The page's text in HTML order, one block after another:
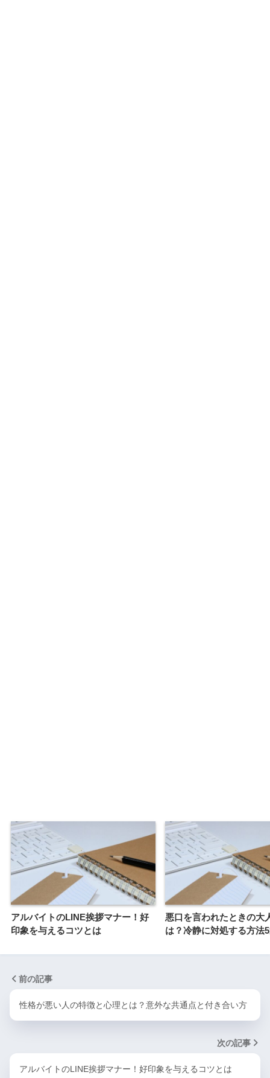
アルバイトのLINE挨拶マナー！好
印象を与えるコツとは
悪口を言われたときの大
は？冷静に対処する方法
前の記事
性格が悪い人の特徴と心理とは？意外な共通点と付き合い方
次の記事
アルバイトのLINE挨拶マナー！好印象を与えるコツとは